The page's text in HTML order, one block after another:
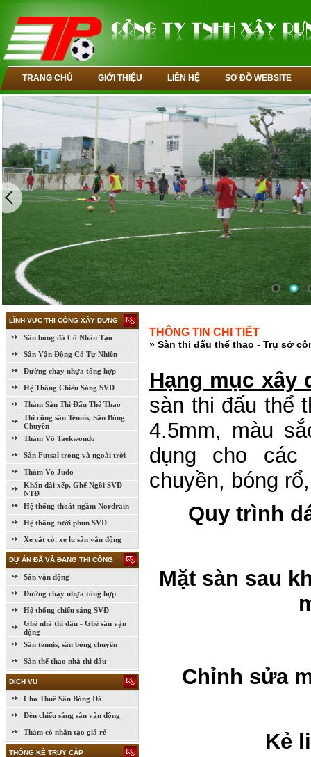
TRANG CHỦ GIỚI THIỆU LIÊN HỆ SƠ ĐỒ WEBSITE
LĨNH VỰC THI CÔNG XÂY DỰNG
Sân bóng đá Cỏ Nhân Tạo
Sân Vận Động Cỏ Tự Nhiên
Đường chạy nhựa tổng hợp
Hệ Thống Chiếu Sáng SVĐ
Thảm Sàn Thi Đấu Thể Thao
Thi công sân Tennis, Sân Bóng
Chuyền
Thảm Võ Taekwondo
Sàn Futsal trong và ngoài trời
Thảm Vỏ Judo
Khán đài xếp, Ghế Ngồi SVĐ -
NTĐ
Hệ thống thoát ngầm Nordrain
Hệ thống tưới phun SVĐ
Xe cắt cỏ, xe lu sân vận động
DỰ ÁN ĐÃ VÀ ĐANG THI CÔNG
Sân vận động
Đường chạy nhựa tổng hợp
Hệ thống chiếu sáng SVĐ
Ghế nhà thi đấu - Ghế sân vận
động
Sân tennis, sân bóng chuyền
Sàn thể thao nhà thi đấu
DỊCH VỤ
Cho Thuê Sân Bóng Đá
Đèn chiếu sáng sân vận động
Thảm cỏ nhân tạo giá rẻ
THỐNG KÊ TRUY CẬP
THÔNG TIN CHI TIẾT
» Sàn thi đấu thể thao - Trụ sở
Hạng mục
sàn thi đấu thể
4.5mm, màu
dụng cho các
chuyền, bóng
Quy trình
Mặt sàn sau
Chỉnh sửa
Kẻ